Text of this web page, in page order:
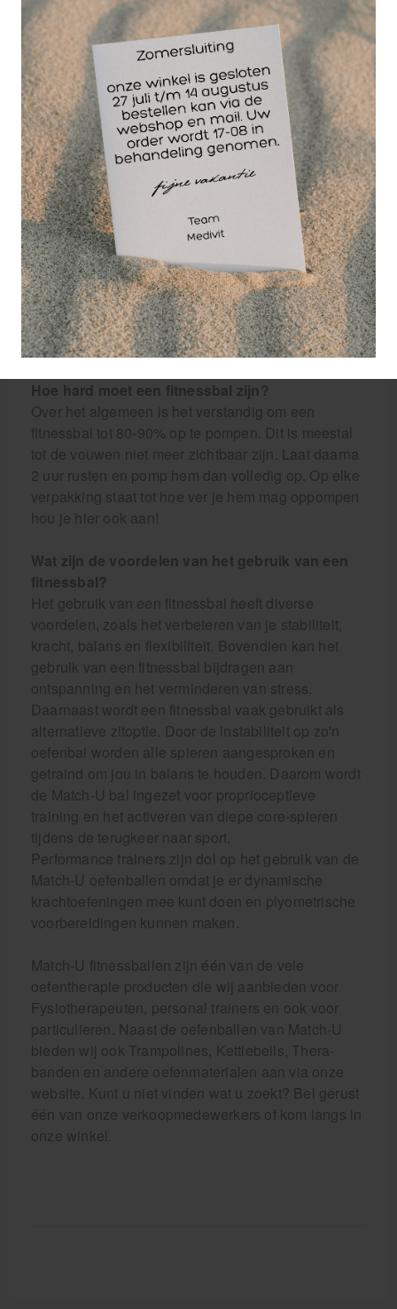
lichaamslengte vanaf 185 cm.
Wil je een fitnessbal kopen? Dan zijn er een aantal
zaken waar je op moet letten. Gymballen zijn
verkrijgbaar in verschillende kleuren en maten, dus
je kunt de kleur kiezen die jij mooi vindt. Maar de
maat is belangrijk. Je kunt de juiste maat fitnessbal
bepalen op basis van je lichaamslengte. Als je de
bal als bureaustoel wilt gebruiken, raden we aan
om een maat kleiner te bestellen, afhankelijk van de
hoogte van het bureau. Voor je lichaamslengte ga
je rechtop staan tegen de muur en meet je de
afstand vanaf de grond tot aan het streepje op de
muur. Op onze website kun je tabellen vinden met
de fitnessballen van Matchu Sports die het meest
geschikt zijn voor jou, gebaseerd op je armlengte of
lichaamslengte.
Hoe hard moet een fitnessbal zijn?
Over het algemeen is het verstandig om een
fitnessbal tot 80-90% op te pompen. Dit is meestal
tot de vouwen niet meer zichtbaar zijn. Laat daarna
2 uur rusten en pomp hem dan volledig op. Op elke
verpakking staat tot hoe ver je hem mag oppompen
hou je hier ook aan!
Wat zijn de voordelen van het gebruik van een
fitnessbal?
Het gebruik van een fitnessbal heeft diverse
voordelen, zoals het verbeteren van je stabiliteit,
kracht, balans en flexibiliteit. Bovendien kan het
gebruik van een fitnessbal bijdragen aan
ontspanning en het verminderen van stress.
Daarnaast wordt een fitnessbal vaak gebruikt als
alternatieve zitoptie. Door de instabiliteit op zo'n
oefenbal worden alle spieren aangesproken en
getraind om jou in balans te houden. Daarom wordt
de Match-U bal ingezet voor proprioceptieve
training en het activeren van diepe core-spieren
tijdens de terugkeer naar sport.
Performance trainers zijn dol op het gebruik van de
Match-U oefenballen omdat je er dynamische
krachtoefeningen mee kunt doen en plyometrische
voorbereidingen kunnen maken.
Match-U fitnessballen zijn één van de vele
oefentherapie producten die wij aanbieden voor
Fysiotherapeuten, personal trainers en ook voor
particulieren. Naast de oefenballen van Match-U
bieden wij ook Trampolines, Kettlebells, Thera-
banden en andere oefenmaterialen aan via onze
website. Kunt u niet vinden wat u zoekt? Bel gerust
één van onze verkoopmedewerkers of kom langs in
onze winkel.